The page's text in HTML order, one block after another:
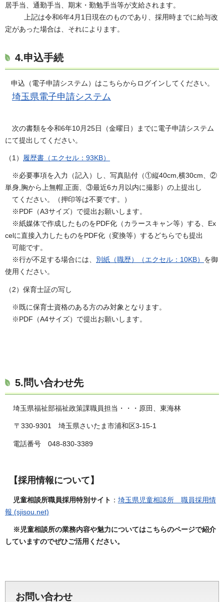
居手当、通勤手当、期末・勤勉手当等が支給されます。
上記は令和6年4月1日現在のものであり、採用時までに給与改
定があった場合は、それによります。
4.申込手続
申込（電子申請システム）はこちらからログインしてください。
埼玉県電子申請システム
次の書類を令和6年10月25日（金曜日）までに電子申請システム
にて提出してください。
（1） 履歴書（エクセル：93KB）
※必要事項を入力（記入）し、写真貼付（①縦40cm,横30cm、②
単身,胸から上無帽,正面、③最近6カ月以内に撮影）の上提出し
てください。（押印等は不要です。）
※PDF（A3サイズ）で提出お願いします。
※紙媒体で作成したものをPDF化（カラースキャン等）する、Ex
celに直接入力したものをPDF化（変換等）するどちらでも提出
可能です。
※行が不足する場合には、 別紙（職歴）（エクセル：10KB） を御
使用ください。
（2）保育士証の写し
※既に保育士資格のある方のみ対象となります。
※PDF（A4サイズ）で提出お願いします。
5.問い合わせ先
埼玉県福祉部福祉政策課職員担当・・・原田、東海林
〒330-9301 埼玉県さいたま市浦和区3-15-1
電話番号 048-830-3389
【採用情報について】
児童相談所職員採用特別サイト ： 埼玉県児童相談所 職員採用情
報 (sjisou.net)
※児童相談所の業務内容や魅力についてはこちらのページで紹介
していますのでぜひご活用ください。
お問い合わせ